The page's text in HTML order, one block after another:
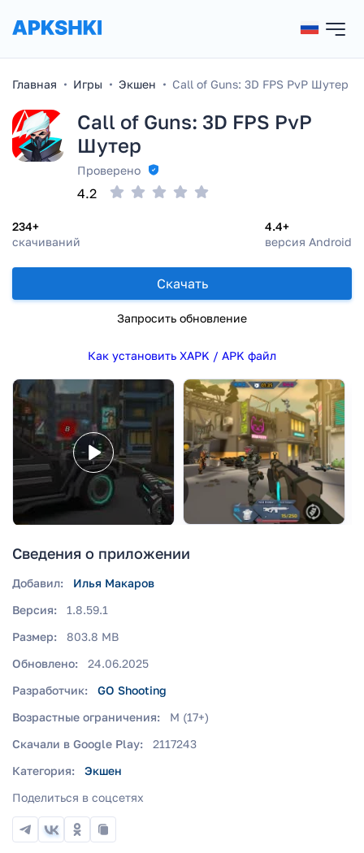
Главная Игры Экшен Call of Guns: 3D FPS PvP Шутер
Call of Guns: 3D FPS PvP
Шутер
Проверено
234+
скачиваний
4.4+
версия Android
4.2
Скачать
Запросить обновление
Как установить XAPK / APK файл
Сведения о приложении
Добавил:
Илья Макаров
Версия:
1.8.59.1
Размер:
803.8 MB
Обновлено:
24.06.2025
Разработчик:
GO Shooting
Возрастные ограничения:
M (17+)
Скачали в Google Play:
2117243
Категория:
Экшен
Поделиться в соцсетях